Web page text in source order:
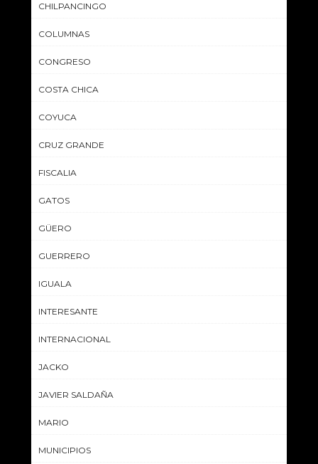
CHILPANCINGO
COLUMNAS
CONGRESO
COSTA CHICA
COYUCA
CRUZ GRANDE
FISCALIA
GATOS
GÜERO
GUERRERO
IGUALA
INTERESANTE
INTERNACIONAL
JACKO
JAVIER SALDAÑA
MARIO
MUNICIPIOS